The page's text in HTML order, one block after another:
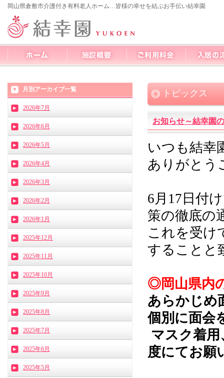
岡山県倉敷市介護付き有料老人ホーム…皆様の幸せを結ぶお手伝い結幸園
トピックス
お知らせ～結幸園
いつも結幸
ありがとう
6月17日付
策の徹底の
これを受け
することと
◎岡山県内
あらかじめ
個別に面会
マスク着用
度にてお願
月別アーカイブ一覧
2026年7月
2026年6月
2026年5月
2026年4月
2026年3月
2026年2月
2026年1月
2025年12月
2025年11月
2025年10月
2025年9月
2025年8月
2025年7月
2025年6月
2025年5月